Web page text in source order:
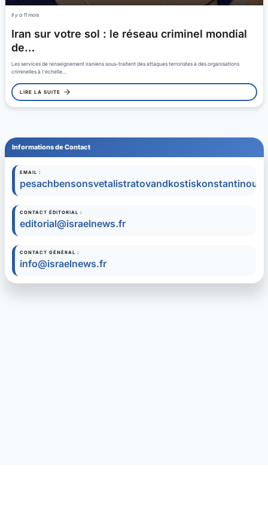
Il y a 11 mois
Iran sur votre sol : le réseau criminel mondial
de…
Les services de renseignement iraniens sous-traitent des attaques terroristes à des organisations
criminelles à l'échelle…
LIRE LA SUITE
Informations de Contact
EMAIL :
CONTACT ÉDITORIAL :
editorial@israelnews.fr
CONTACT GÉNÉRAL :
info@israelnews.fr